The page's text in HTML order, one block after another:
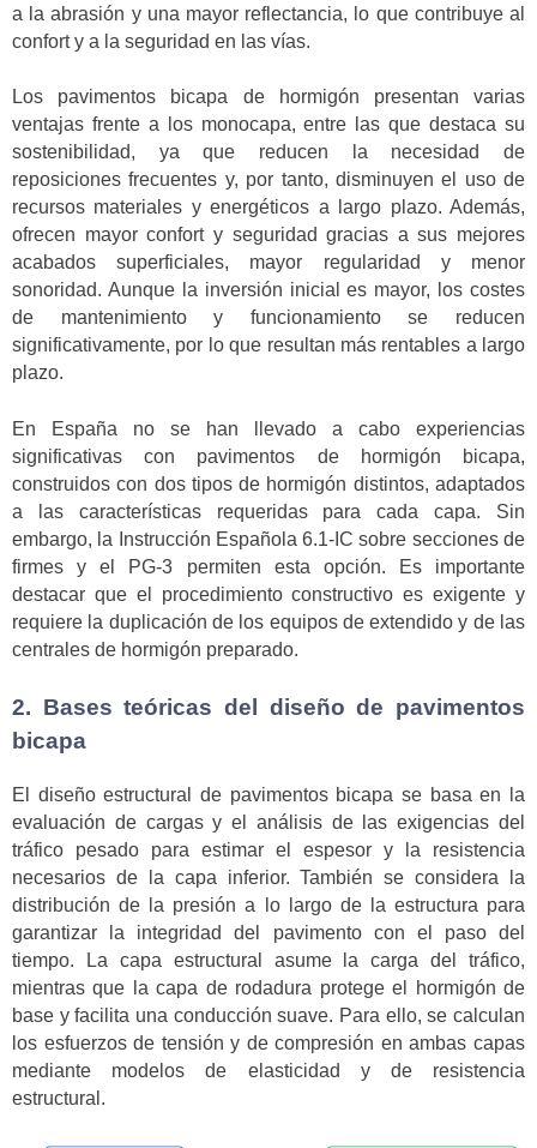
a la abrasión y una mayor reflectancia, lo que contribuye al
confort y a la seguridad en las vías.
Los pavimentos bicapa de hormigón presentan varias
ventajas frente a los monocapa, entre las que destaca su
sostenibilidad, ya que reducen la necesidad de
reposiciones frecuentes y, por tanto, disminuyen el uso de
recursos materiales y energéticos a largo plazo. Además,
ofrecen mayor confort y seguridad gracias a sus mejores
acabados superficiales, mayor regularidad y menor
sonoridad. Aunque la inversión inicial es mayor, los costes
de mantenimiento y funcionamiento se reducen
significativamente, por lo que resultan más rentables a largo
plazo.
En España no se han llevado a cabo experiencias
significativas con pavimentos de hormigón bicapa,
construidos con dos tipos de hormigón distintos, adaptados
a las características requeridas para cada capa. Sin
embargo, la Instrucción Española 6.1-IC sobre secciones de
firmes y el PG-3 permiten esta opción. Es importante
destacar que el procedimiento constructivo es exigente y
requiere la duplicación de los equipos de extendido y de las
centrales de hormigón preparado.
2. Bases teóricas del diseño de pavimentos
bicapa
El diseño estructural de pavimentos bicapa se basa en la
evaluación de cargas y el análisis de las exigencias del
tráfico pesado para estimar el espesor y la resistencia
necesarios de la capa inferior. También se considera la
distribución de la presión a lo largo de la estructura para
garantizar la integridad del pavimento con el paso del
tiempo. La capa estructural asume la carga del tráfico,
mientras que la capa de rodadura protege el hormigón de
base y facilita una conducción suave. Para ello, se calculan
los esfuerzos de tensión y de compresión en ambas capas
mediante modelos de elasticidad y de resistencia
estructural.